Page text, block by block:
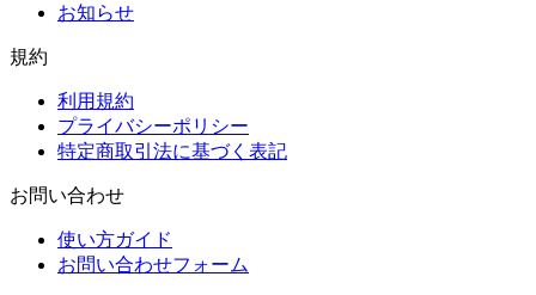
お知らせ
規約
利用規約
プライバシーポリシー
特定商取引法に基づく表記
お問い合わせ
使い方ガイド
お問い合わせフォーム